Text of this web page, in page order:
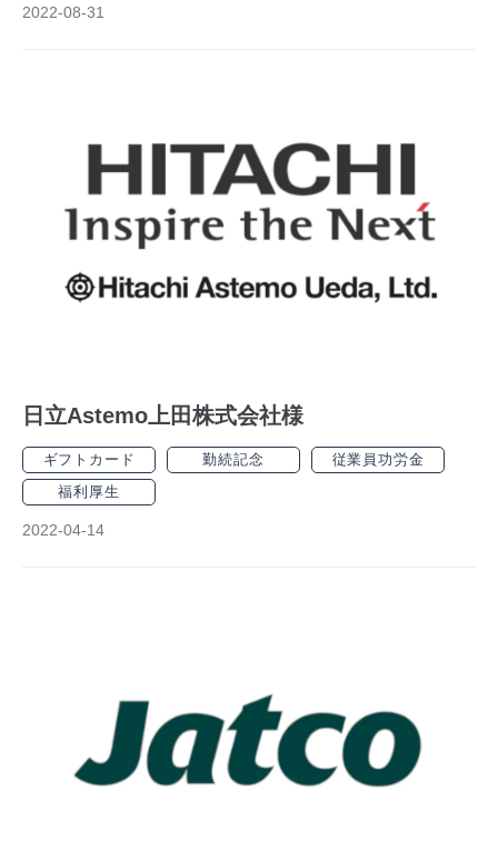
2022-08-31
日立Astemo上田株式会社様
ギフトカード 勤続記念
従業員功労金
福利厚生
2022-04-14